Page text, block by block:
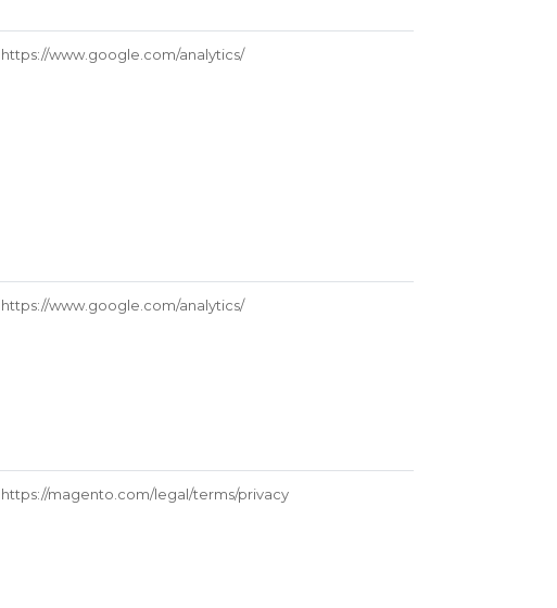
https://www.google.com/analytics/
https://www.google.com/analytics/
https://magento.com/legal/terms/privacy